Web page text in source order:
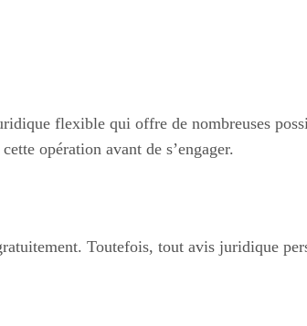
flexible qui offre de nombreuses
opération avant de s’engager.
Toutefois, tout avis juridique